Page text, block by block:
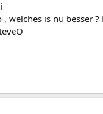
, welches is nu besser